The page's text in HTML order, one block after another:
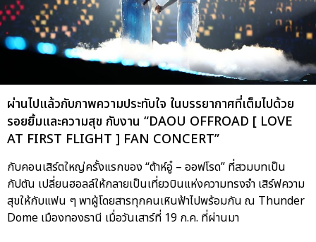
ผ่านไปแล้วกับภาพความประทับใจ ในบรรยากาศที่เต็มไปด้วย
รอยยิ้มและความสุข กับงาน “DAOU OFFROAD [ LOVE
AT FIRST FLIGHT ] FAN CONCERT”
กับคอนเสิร์ตใหญ่ครั้งแรกของ “ต้าห์อู๋ – ออฟโรด” ที่สวมบทเป็น
กัปตัน เปลี่ยนฮอลล์ให้กลายเป็นเที่ยวบินแห่งความทรงจำ เสิร์ฟความ
สุขให้กับแฟน ๆ พาผู้โดยสารทุกคนเหินฟ้าไปพร้อมกัน ณ Thunder
Dome เมืองทองธานี เมื่อวันเสาร์ที่ 19 ก.ค. ที่ผ่านมา